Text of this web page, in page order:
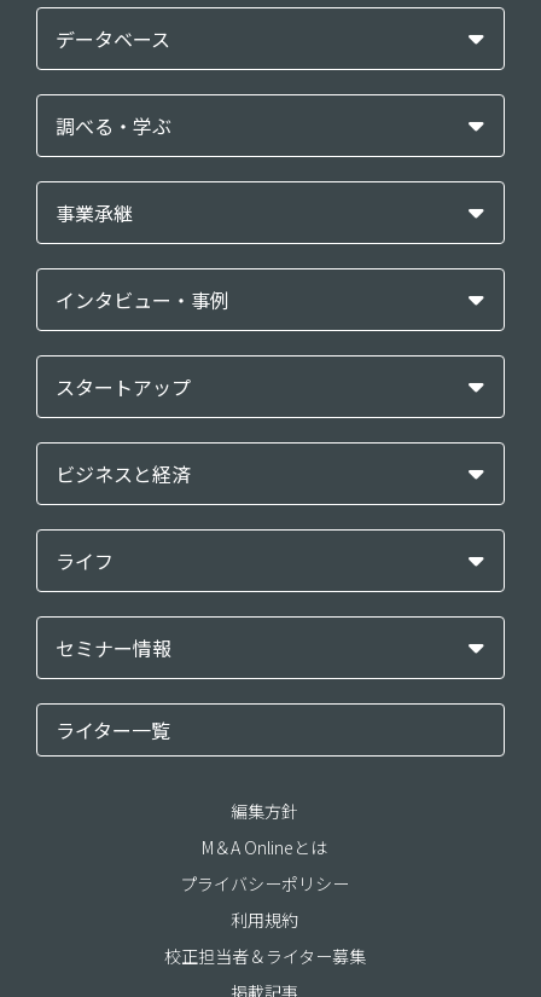
データベース
調べる・学ぶ
事業承継
インタビュー・事例
スタートアップ
ビジネスと経済
ライフ
セミナー情報
ライター一覧
編集方針
M＆A Onlineとは
プライバシーポリシー
利用規約
校正担当者＆ライター募集